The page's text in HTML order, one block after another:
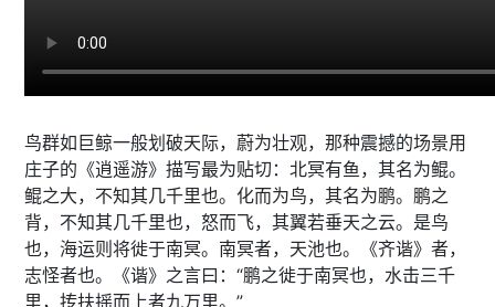
鸟群如巨鲸一般划破天际，蔚为壮观，那种震撼的场景用
庄子的《逍遥游》描写最为贴切：北冥有鱼，其名为鲲。
鲲之大，不知其几千里也。化而为鸟，其名为鹏。鹏之
背，不知其几千里也，怒而飞，其翼若垂天之云。是鸟
也，海运则将徙于南冥。南冥者，天池也。《齐谐》者，
志怪者也。《谐》之言曰：“鹏之徙于南冥也，水击三千
里，抟扶摇而上者九万里。”